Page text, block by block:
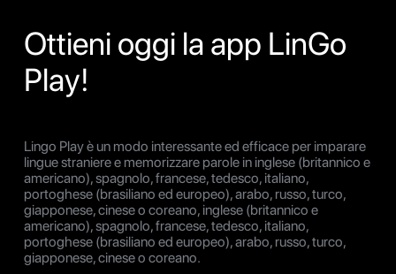
Ottieni oggi la app LinGo
Play!
Lingo Play è un modo interessante ed efficace per imparare
lingue straniere e memorizzare parole in inglese (britannico e
americano), spagnolo, francese, tedesco, italiano,
portoghese (brasiliano ed europeo), arabo, russo, turco,
giapponese, cinese o coreano, inglese (britannico e
americano), spagnolo, francese, tedesco, italiano,
portoghese (brasiliano ed europeo), arabo, russo, turco,
giapponese, cinese o coreano.